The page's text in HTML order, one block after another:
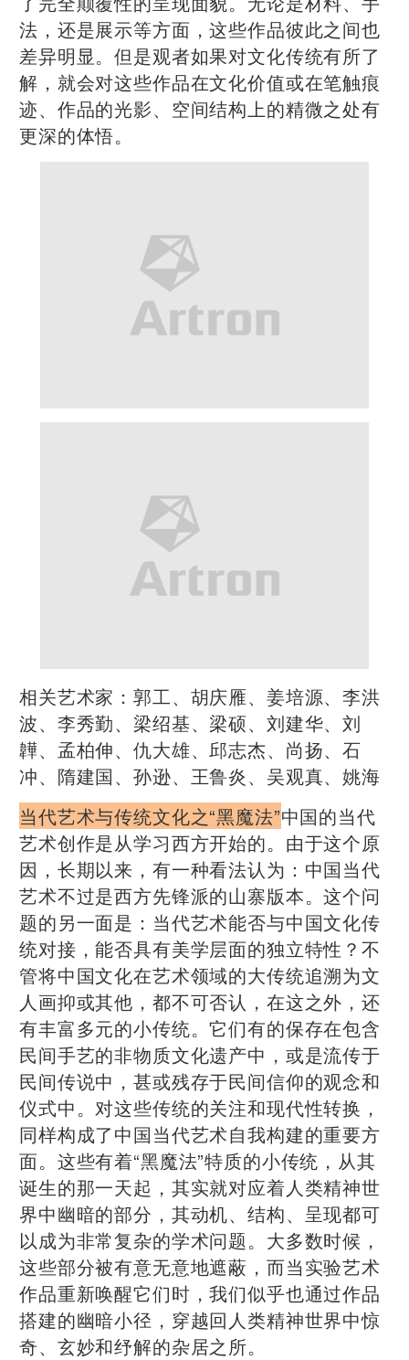
法，还是展示等方面，这些作品彼此之间也
差异明显。但是观者如果对文化传统有所了
解，就会对这些作品在文化价值或在笔触痕
迹、作品的光影、空间结构上的精微之处有
更深的体悟。
相关艺术家：郭工、胡庆雁、姜培源、李洪
波、李秀勤、梁绍基、梁硕、刘建华、刘
韡、孟柏伸、仇大雄、邱志杰、尚扬、石
冲、隋建国、孙逊、王鲁炎、吴观真、姚海
当代艺术与传统文化之“黑魔法”中国的当代
艺术创作是从学习西方开始的。由于这个原
因，长期以来，有一种看法认为：中国当代
艺术不过是西方先锋派的山寨版本。这个问
题的另一面是：当代艺术能否与中国文化传
统对接，能否具有美学层面的独立特性？不
管将中国文化在艺术领域的大传统追溯为文
人画抑或其他，都不可否认，在这之外，还
有丰富多元的小传统。它们有的保存在包含
民间手艺的非物质文化遗产中，或是流传于
民间传说中，甚或残存于民间信仰的观念和
仪式中。对这些传统的关注和现代性转换，
同样构成了中国当代艺术自我构建的重要方
面。这些有着“黑魔法”特质的小传统，从其
诞生的那一天起，其实就对应着人类精神世
界中幽暗的部分，其动机、结构、呈现都可
以成为非常复杂的学术问题。大多数时候，
这些部分被有意无意地遮蔽，而当实验艺术
作品重新唤醒它们时，我们似乎也通过作品
搭建的幽暗小径，穿越回人类精神世界中惊
奇、玄妙和纾解的杂居之所。